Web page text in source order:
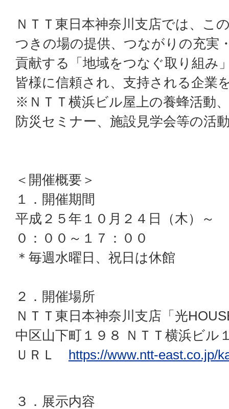
ＮＴＴ東日本神奈川支店では、こ
つきの場の提供、つながりの充実
貢献する「地域をつなぐ取り組み
皆様に信頼され、支持される企業
※ＮＴＴ横浜ビル屋上の養蜂活動
防災セミナー、施設見学会等の活
＜開催概要＞
１．開催期間
平成２５年１０月２４日（木）
０：００～１７：００
＊毎週水曜日、祝日は休館
２．開催場所
ＮＴＴ東日本神奈川支店「光
中区山下町１９８ ＮＴＴ横浜ビル
ＵＲＬ
https://www.ntt-east.co.jp/
３．展示内容